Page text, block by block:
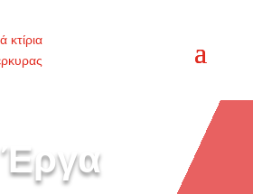
Έργα